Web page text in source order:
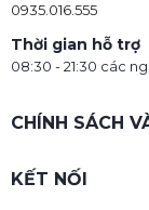
0935.016.555
Thời gian hỗ trợ
08:30 - 21:30 các
CHÍNH SÁCH
KẾT NỐI